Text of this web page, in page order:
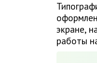
экране,
работы